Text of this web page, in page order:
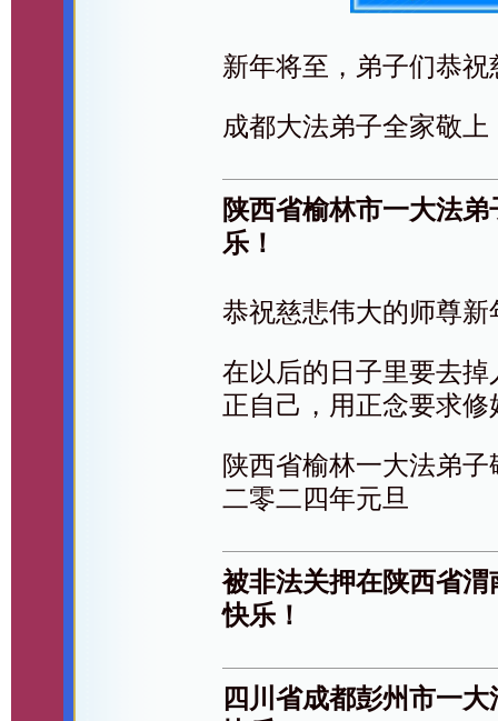
新年将至，弟子们恭
成都大法弟子全家敬上
陕西省榆林市一大法
乐！
恭祝慈悲伟大的师尊新
在以后的日子里要去
正自己，用正念要求修
陕西省榆林一大法弟子
二零二四年元旦
被非法关押在陕西省
快乐！
四川省成都彭州市一